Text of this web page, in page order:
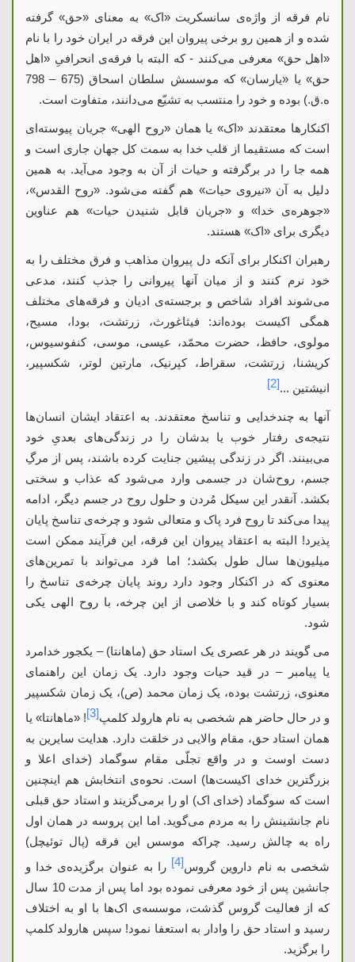
نام فرقه از واژه‌‌ی سانسکریت «اک» به معنای «حق» گرفته
شده و از همین رو برخی پیروان این فرقه در ایران خود را با نام
«اهل حق» معرفی می‌کنند - که البته با فرقه‌‌ی انحرافیِ «اهل
حق» یا «یارسان» که موسسش سلطان اسحاق (675 – 798
ه.ق.) بوده و خود را منتسب به تشیّع می‌دانند، متفاوت است.
اکنکارها معتقدند «اک» یا همان «روح الهی» جریان پیوسته‌ای
است که مستقیما از قلب خدا به سمت کل جهان جاری است و
همه جا را در برگرفته و حیات از آن به وجود می‌آید. به همین
دلیل به آن «نیروی حیات» هم گفته می‌شود. «روح القدس»،
«جوهره‌‌ی خدا» و «جریان قابل شنیدن حیات» هم عناوین
دیگری برای «اک» هستند.
رهبران اکنکار برای آنکه دل پیروان مذاهب و فرق مختلف را به
خود نرم کنند و از میان آنها پیروانی را جذب کنند، مدعی
می‌شوند افراد شاخص و برجسته‌‌ی ادیان و فرقه‌های مختلف
همگی اکیست بوده‌اند: فیثاغورث، زرتشت، بودا، مسیح،
مولوی، حافظ، حضرت محمّد، عیسی، موسی، کنفوسیوس،
کریشنا، زرتشت، سقراط، کپرنیک، مارتین لوتر، شکسپیر،
انیشتین ...[2]
آنها به چندخدایی و تناسخ معتقدند. به اعتقاد ایشان انسان‌ها
نتیجه‌‌ی رفتار خوب یا بدشان را در زندگی‌های بعدیِ خود
می‌بینند. اگر در زندگی پیشین جنایت کرده باشند، پس از مرگِ
جسم، روح‌شان در جسمی وارد می‌شود که عذاب و سختی
بکشد. آنقدر این سیکل مُردن و حلول روح در جسم دیگر، ادامه
پیدا می‌کند تا روح فرد پاک و متعالی شود و چرخه‌‌ی تناسخ پایان
پذیرد! البته به اعتقاد پیروان این فرقه، این فرآیند ممکن است
میلیون‌ها سال طول بکشد؛ اما فرد می‌تواند با تمرین‌های
معنوی که در اکنکار وجود دارد روند پایان چرخه‌‌ی تناسخ را
بسیار کوتاه کند و با خلاصی از این چرخه، با روح الهی یکی
شود.
می گویند در هر عصری یک استاد حق (ماهانتا) – یکجور خدامرد
یا پیامبر – در قید حیات وجود دارد. یک زمان این راهنمای
معنوی، زرتشت بوده، یک زمان محمد (ص)، یک زمان شکسپیر
و در حال حاضر هم شخصی به نام هارولد کلمپ[3]
! «ماهانتا» یا
همان استاد حق، مقام والایی در خلقت دارد. هدایت سایرین به
دست اوست و در واقع تجلّی مقام سوگماد (خدای اعلا و
بزرگترین خدای اکیست‌ها) است. نحوه‌‌ی انتخابش هم اینچنین
است که سوگماد (خدای اک) او را برمی‌گزیند و استاد حق قبلی
نام جانشینش را به مردم می‌گوید. اما این پروسه در همان اول
راه به چالش رسید. چراکه موسس این فرقه (پال توئیچل)
شخصی به نام داروین گروس[4]
را به عنوان برگزیده‌‌ی خدا و
جانشین پس از خود معرفی نموده بود اما پس از مدت 10 سال
که از فعالیت گروس گذشت، موسسه‌‌ی اک‌ها با او به اختلاف
رسید و استاد حق را وادار به استعفا نمود! سپس هارولد کلمپ
را برگزید.